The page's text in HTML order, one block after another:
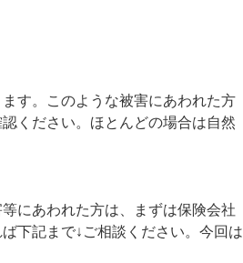
す。このような被害にあわれた方
ください。ほとんどの場合は自然
にあわれた方は、まずは保険会社
下記まで↓ご相談ください。今回は